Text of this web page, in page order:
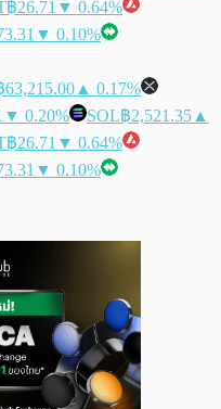
฿26.71 ▼ 0.64%
▼ 0.10%
63,215.00 ▲ 0.17%
▼ 0.20% SOL฿2,521.35 ▲
฿26.71 ▼ 0.64%
▼ 0.10%